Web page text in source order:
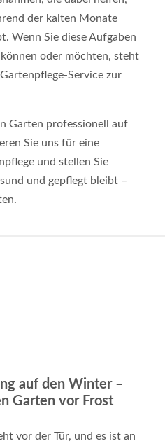
der kalten Monate
Wenn Sie diese Aufgaben
oder möchten, steht
Service zur
Garten professionell auf
Sie uns für eine
und stellen Sie
und gepflegt bleibt –
auf den Winter –
Garten vor Frost
vor der Tür, und es ist an